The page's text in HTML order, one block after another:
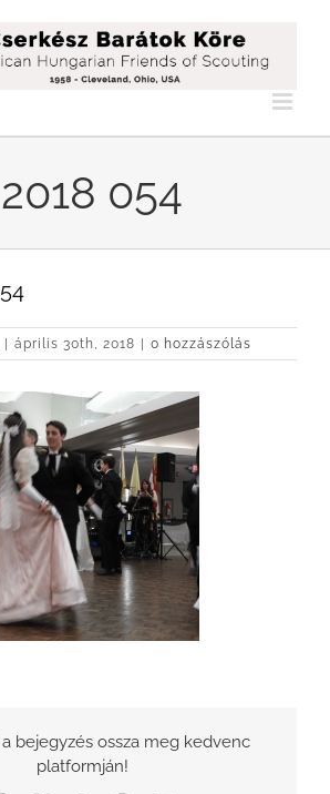
054
április 30th, 2018 0 hozzászólás
bejegyzés ossza meg kedvenc
platformján!